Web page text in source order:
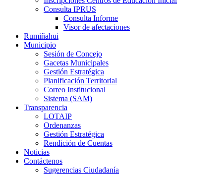
Consulta IPRUS
Consulta Informe
Visor de afectaciones
Rumiñahui
Municipio
Sesión de Concejo
Gacetas Municipales
Gestión Estratégica
Planificación Territorial
Correo Institucional
Sistema (SAM)
Transparencia
LOTAIP
Ordenanzas
Gestión Estratégica
Rendición de Cuentas
Noticias
Contáctenos
Sugerencias Ciudadanía